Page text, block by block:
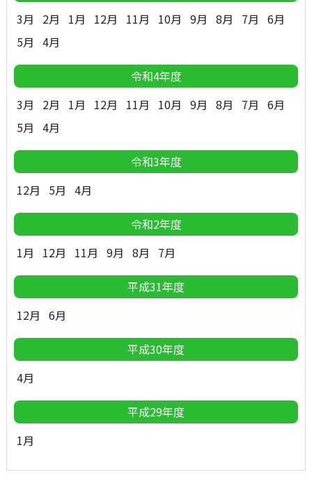
3月
2月 1月 12月 11月 10月 9月 8月 7月 6月
5月 4月
令和4年度
3月
2月 1月 12月 11月 10月 9月 8月 7月 6月
5月 4月
令和3年度
12月
5月 4月
令和2年度
1月
12月 11月 9月 8月 7月
平成31年度
12月 6月
平成30年度
4月
平成29年度
1月